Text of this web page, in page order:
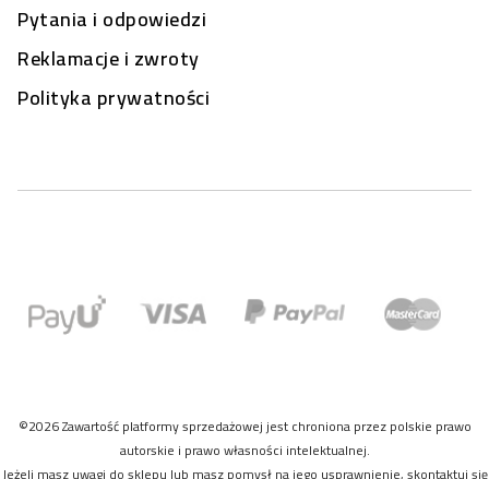
Pytania i odpowiedzi
Reklamacje i zwroty
Polityka prywatności
©2026 Zawartość platformy sprzedażowej jest chroniona przez polskie prawo
autorskie i prawo własności intelektualnej.